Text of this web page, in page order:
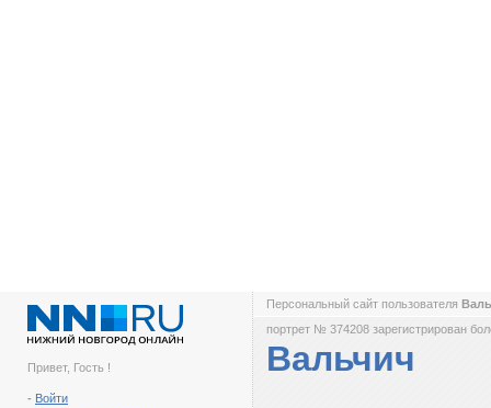
Привет, Гость !
- Войти
Персональный сайт пользователя
портрет № 374208 зарегистрирован
Вальчич